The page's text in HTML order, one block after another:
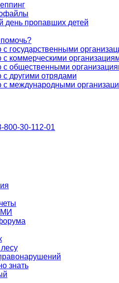
день пропавших детей
с государственными
с коммерческими
с общественными
с другими отрядами
с международными
800-30-112-01
знать